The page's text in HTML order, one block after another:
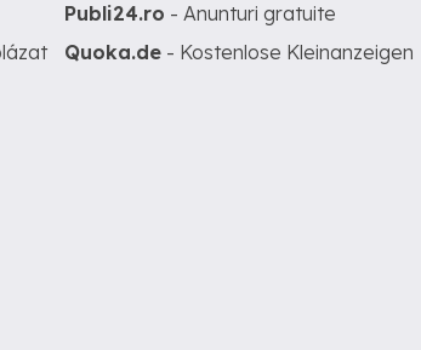
Publi24.ro - Anunturi gratuite
Quoka.de - Kostenlose Kleinanzeigen